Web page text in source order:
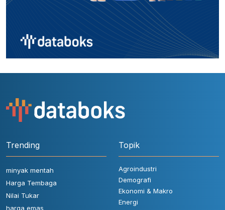
Trending
minyak mentah
Harga Tembaga
Nilai Tukar
harga emas
Topik
Agroindustri
Demografi
Ekonomi & Makro
Energi